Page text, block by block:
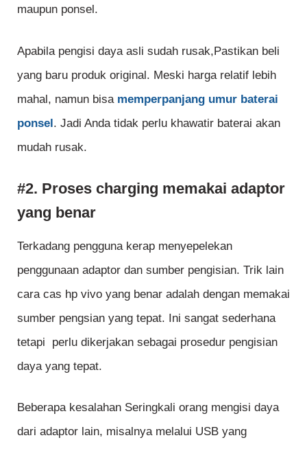
maupun ponsel.
Apabila pengisi daya asli sudah rusak,Pastikan beli
yang baru produk original. Meski harga relatif lebih
mahal, namun bisa memperpanjang umur baterai
ponsel. Jadi Anda tidak perlu khawatir baterai akan
mudah rusak.
#2. Proses charging memakai adaptor
yang benar
Terkadang pengguna kerap menyepelekan
penggunaan adaptor dan sumber pengisian. Trik lain
cara cas hp vivo yang benar adalah dengan memakai
sumber pengsian yang tepat. Ini sangat sederhana
tetapi perlu dikerjakan sebagai prosedur pengisian
daya yang tepat.
Beberapa kesalahan Seringkali orang mengisi daya
dari adaptor lain, misalnya melalui USB yang